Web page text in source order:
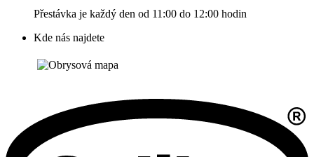
Přestávka je každý den od 11:00 do 12:00 hodin
Kde nás najdete